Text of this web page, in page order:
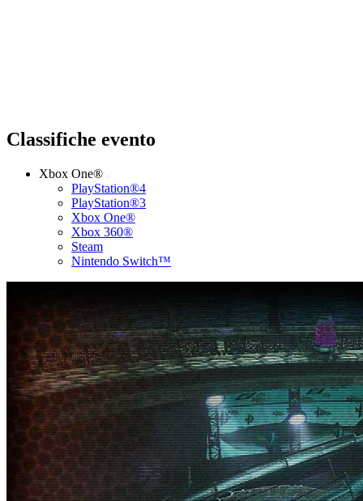
Classifiche evento
Xbox One®
PlayStation®4
PlayStation®3
Xbox One®
Xbox 360®
Steam
Nintendo Switch™